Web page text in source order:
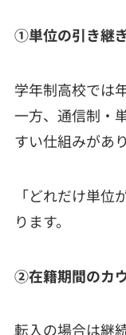
①単位の引き継
学年制高校では
一方、通信制・
すい仕組みがあ
「どれだけ単
ります。
②在籍期間のカ
転入の場合は継